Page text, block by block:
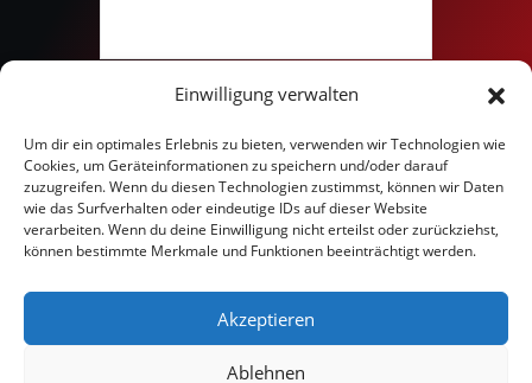
Einwilligung verwalten
Um dir ein optimales Erlebnis zu bieten, verwenden wir Technologien wie
Cookies, um Geräteinformationen zu speichern und/oder darauf
zuzugreifen. Wenn du diesen Technologien zustimmst, können wir Daten
wie das Surfverhalten oder eindeutige IDs auf dieser Website
verarbeiten. Wenn du deine Einwilligung nicht erteilst oder zurückziehst,
können bestimmte Merkmale und Funktionen beeinträchtigt werden.
Akzeptieren
Ablehnen
TEILE DIESE
VERANSTALTUNG